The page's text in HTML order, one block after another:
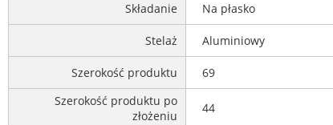
Składanie Na płasko
Stelaż Aluminiowy
Szerokość produktu
69
Szerokość produktu po
złożeniu
44